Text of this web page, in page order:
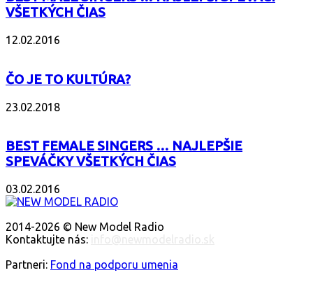
VŠETKÝCH ČIAS
12.02.2016
ČO JE TO KULTÚRA?
23.02.2018
BEST FEMALE SINGERS … NAJLEPŠIE
SPEVÁČKY VŠETKÝCH ČIAS
03.02.2016
2014-2026 © New Model Radio
Kontaktujte nás:
Partneri: Fond na podporu umenia